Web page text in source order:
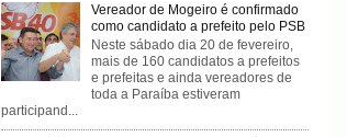
Vereador de Mogeiro é confirmado
como candidato a prefeito pelo PSB
Neste sábado dia 20 de fevereiro,
mais de 160 candidatos a prefeitos
e prefeitas e ainda vereadores de
toda a Paraíba estiveram
participand...